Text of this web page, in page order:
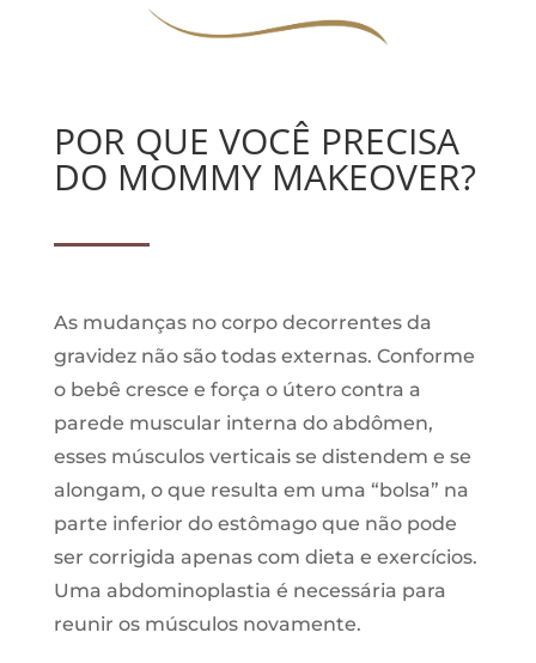
POR QUE VOCÊ PRECISA
DO MOMMY MAKEOVER?
As mudanças no corpo decorrentes da
gravidez não são todas externas. Conforme
o bebê cresce e força o útero contra a
parede muscular interna do abdômen,
esses músculos verticais se distendem e se
alongam, o que resulta em uma “bolsa” na
parte inferior do estômago que não pode
ser corrigida apenas com dieta e exercícios.
Uma abdominoplastia é necessária para
reunir os músculos novamente.